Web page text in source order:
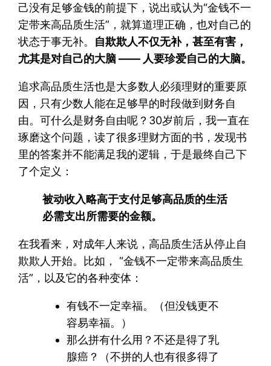
己没有足够金钱的前提下，说出或认为“金钱不一
定带来高品质生活”，就算道理正确，也对自己的
状态于事无补。 自欺欺人不仅无补，甚至有害，
尤其是对自己的大脑 —— 人要珍爱自己的大脑。
追求高品质生活也是大多数人必须理财的重要原
因，只有少数人能在足够早的时段做到财务自
由。可什么是财务自由呢？30岁前后，我一直在
琢磨这个问题，读了很多理财方面的书，发现书
里的答案并不能满足我的逻辑，于是最终自己下
了个定义：
被动收入略高于支付足够高品质的生活
必需支出所需要的金额。
在我看来，对成年人来说，高品质生活从停止自
欺欺人开始。比如， “金钱不一定带来高品质生
活”，以及它的各种变体：
有钱不一定幸福。（但没钱更不
容易幸福。）
那么拼有什么用？不还是得了乳
腺癌？（不拼的人也有很多得了